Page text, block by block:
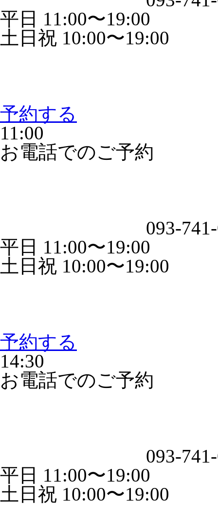
平日 11:00〜19:00
土日祝 10:00〜19:00
予約する
11:00
お電話でのご予約
093-
平日 11:00〜19:00
土日祝 10:00〜19:00
予約する
14:30
お電話でのご予約
093-
平日 11:00〜19:00
土日祝 10:00〜19:00